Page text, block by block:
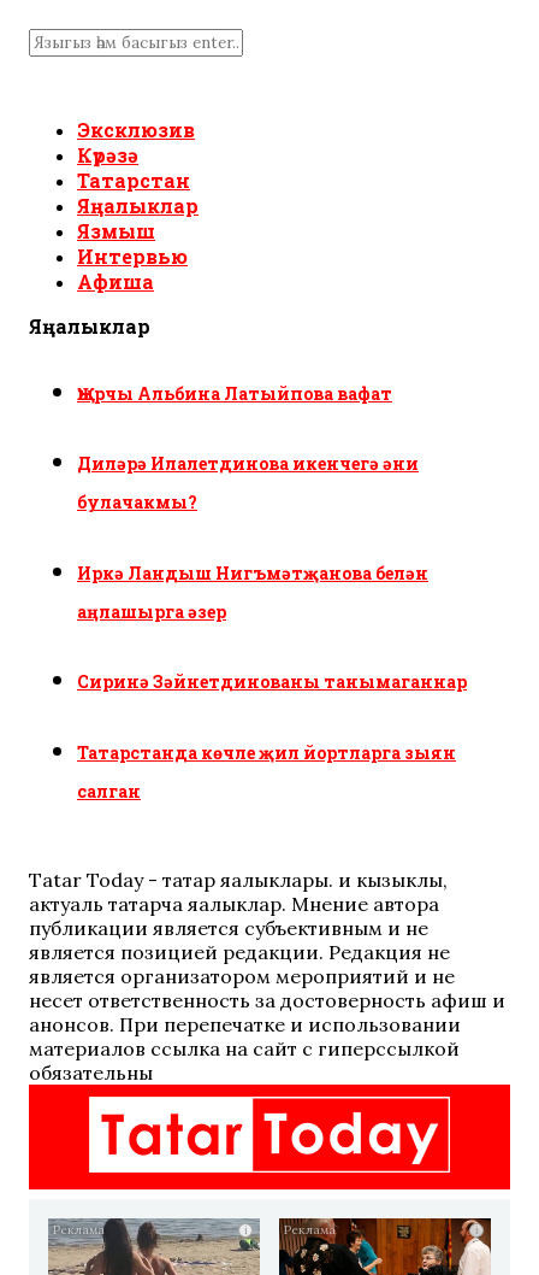
Эксклюзив
Күрәзә
Татарстан
Яңалыклар
Язмыш
Интервью
Афиша
Яңалыклар
Җырчы Альбина Латыйпова вафат
Диләрә Илалетдинова икенчегә әни
булачакмы?
Иркә Ландыш Нигъмәтҗанова белән
аңлашырга әзер
Сиринә Зәйнетдинованы танымаганнар
Татарстанда көчле җил йортларга зыян
салган
Tatar Today - татар яңалыклары. иң кызыклы,
актуаль татарча яңалыклар. Мнение автора
публикации является субъективным и не
является позицией редакции. Редакция не
является организатором мероприятий и не
несет ответственность за достоверность афиш и
анонсов. При перепечатке и использовании
материалов ссылка на сайт с гиперссылкой
обязательны
i i